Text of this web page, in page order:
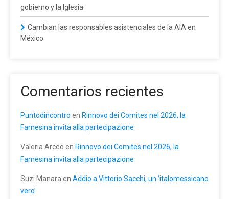
gobierno y la Iglesia
Cambian las responsables asistenciales de la AIA en
México
Comentarios recientes
Puntodincontro en Rinnovo dei Comites nel 2026, la
Farnesina invita alla partecipazione
Valeria Arceo en Rinnovo dei Comites nel 2026, la
Farnesina invita alla partecipazione
Suzi Manara en Addio a Vittorio Sacchi, un ‘italomessicano
vero’